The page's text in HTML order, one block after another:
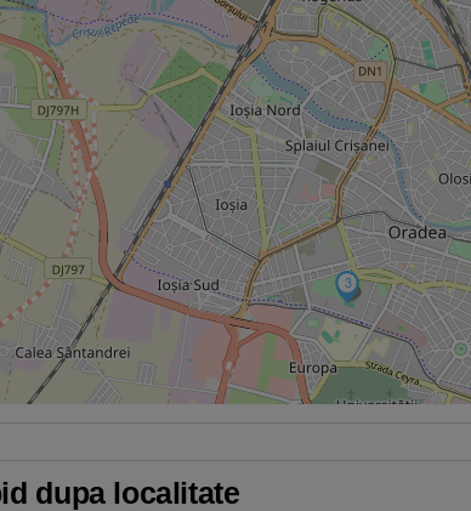
2
3
dupa localitate